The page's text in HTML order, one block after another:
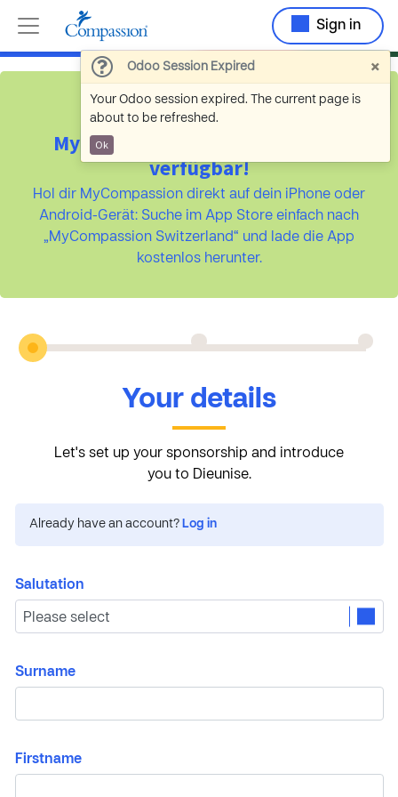
Odoo Session Expired ×
Your Odoo session expired. The current page is
about to be refreshed.
Ok
Sign in
MyCompassion ist jetzt als App
verfügbar!
Hol dir MyCompassion direkt auf dein iPhone oder
Android-Gerät: Suche im App Store einfach nach
„MyCompassion Switzerland“ und lade die App
kostenlos herunter.
Your details
Let's set up your sponsorship and introduce
you to Dieunise.
Already have an account? Log in
Salutation
Surname
Firstname